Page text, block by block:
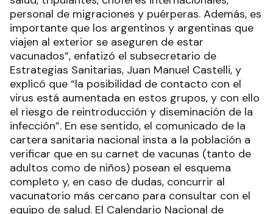
personal de migraciones y puérperas. Además, es
importante que los argentinos y argentinas que
viajen al exterior se aseguren de estar
vacunados”, enfatizó el subsecretario de
Estrategias Sanitarias, Juan Manuel Castelli, y
explicó que “la posibilidad de contacto con el
virus está aumentada en estos grupos, y con ello
el riesgo de reintroducción y diseminación de la
infección”. En ese sentido, el comunicado de la
cartera sanitaria nacional insta a la población a
verificar que en su carnet de vacunas (tanto de
adultos como de niños) posean el esquema
completo y, en caso de dudas, concurrir al
vacunatorio más cercano para consultar con el
equipo de salud. El Calendario Nacional de